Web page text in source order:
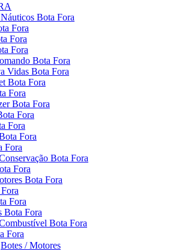
Bota Fora
Fora
Fora
Fora
Bota Fora
Vidas Bota Fora
Bota Fora
Fora
Bota Fora
Fora
Fora
Fora
Fora
Bota Fora
Fora
Bota Fora
Fora
Bota Fora
Bota Fora
Fora
Botes / Motores